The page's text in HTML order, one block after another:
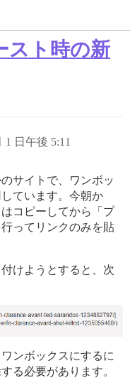
スト時の新
1 日午後 5:11
サイトで、ワンボッ
ています。今朝か
コピーしてから「プ
ってリンクのみを貼
けようとすると、次
ンボックスにするに
る必要があります。